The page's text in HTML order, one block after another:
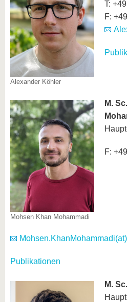
Alexander Köhler
T:
F:
Mohsen Khan Mohammadi
M.
F:
Publikationen
M.